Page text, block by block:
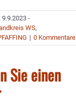
9.9.2023 -
WS,
| 0 Kommentare
Sie einen